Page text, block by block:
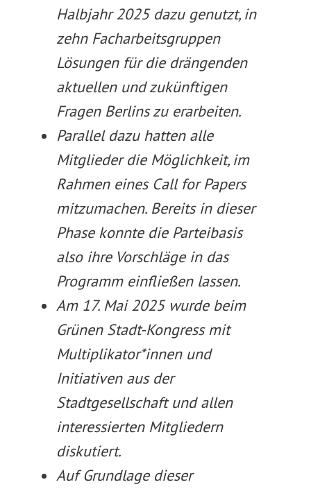
Halbjahr 2025 dazu genutzt, in
zehn Facharbeitsgruppen
Lösungen für die drängenden
aktuellen und zukünftigen
Fragen Berlins zu erarbeiten.
Parallel dazu hatten alle
Mitglieder die Möglichkeit, im
Rahmen eines Call for Papers
mitzumachen. Bereits in dieser
Phase konnte die Parteibasis
also ihre Vorschläge in das
Programm einfließen lassen.
Am 17. Mai 2025 wurde beim
Grünen Stadt-Kongress mit
Multiplikator*innen und
Initiativen aus der
Stadtgesellschaft und allen
interessierten Mitgliedern
diskutiert.
Auf Grundlage dieser